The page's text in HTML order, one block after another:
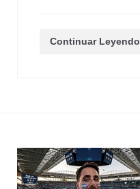
Continuar Leyendo